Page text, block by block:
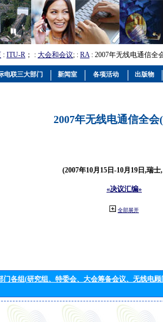
: ITU-R ； : 大会和会议; : RA: 2007年无线电通信全
2007年无线电通信全会
(2007年10月15日-10月19日,瑞
«决议汇编»
全部展开
门各组(研究组、特委会、大会筹备会议、无线电
电联三大部门 新闻室 各项活动 出版物